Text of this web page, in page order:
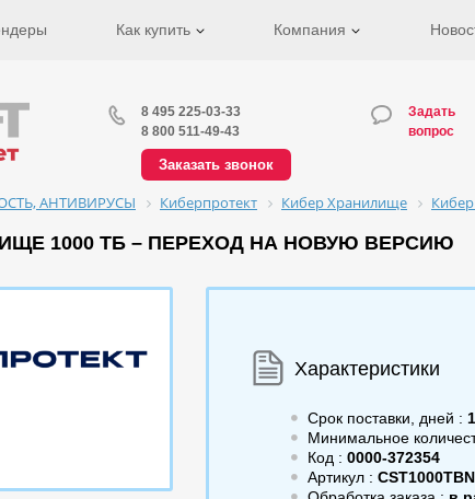
Как купить Компания
8 495 225-03-33
8 800 511-49-43
Заказать звонок
Задать
вопрос
АНТИВИРУСЫ Киберпротект Кибер Хранилище
1000 ТБ – ПЕРЕХОД НА НОВУЮ ВЕРСИЮ
Характеристики
Срок поставки, дней :
Минимальное
Код : 0000-372354
Артикул :